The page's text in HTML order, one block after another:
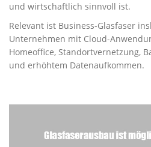
und wirtschaftlich sinnvoll ist.
Relevant ist Business-Glasfaser
Unternehmen mit Cloud-
Homeoffice, Standortvernetzung,
und erhöhtem Datenaufkommen.